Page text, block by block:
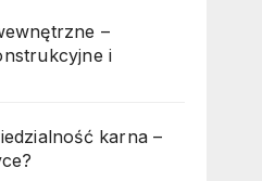
–
i
karna –